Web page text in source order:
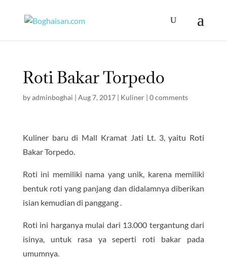
Roti Bakar Torpedo
byadminboghai | Aug 7, 2017| Kuliner| 0 comments
Kuliner baru di Mall Kramat Jati Lt. 3, yaitu Roti
Bakar Torpedo.
Roti ini memiliki nama yang unik, karena memiliki
bentuk roti yang panjang dan didalamnya diberikan
isian kemudian di panggang .
Roti ini harganya mulai dari 13.000 tergantung dari
isinya, untuk rasa ya seperti roti bakar pada
umumnya.